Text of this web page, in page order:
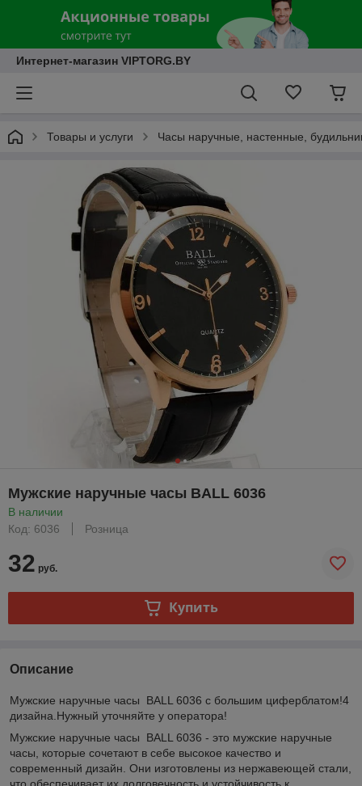
Интернет-магазин VIPTORG.BY
Товары и услуги Часы наручные, настенные,
Мужские наручные часы BALL 6036
В наличии
Код: 6036
Розница
32 руб.
Купить
Описание
Мужские наручные часы BALL 6036 с большим циферблатом!4
дизайна.Нужный уточняйте у оператора!
Мужские наручные часы BALL 6036 - это мужские наручные
часы, которые сочетают в себе высокое качество и
современный дизайн. Они изготовлены из нержавеющей стали,
что обеспечивает их долговечность и устойчивость к